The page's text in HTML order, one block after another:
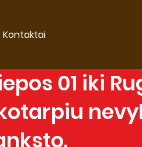
Kontaktai
01 iki